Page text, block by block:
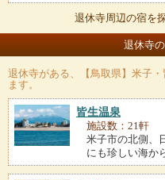
退休寺周辺の宿を
退休寺の
退休寺がある、【鳥取県】米子
ます。
皆生温泉
施設数：21軒
米子市の北側、
にも珍しい海か